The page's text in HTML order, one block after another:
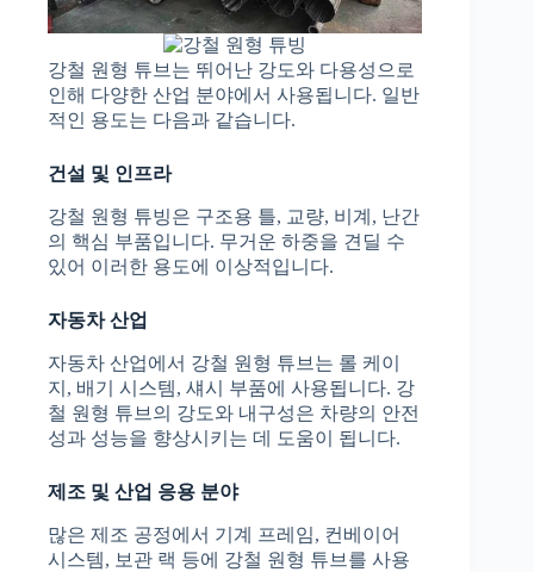
강철 원형 튜브는 뛰어난 강도와 다용성으로
인해 다양한 산업 분야에서 사용됩니다. 일반
적인 용도는 다음과 같습니다.
건설 및 인프라
강철 원형 튜빙은 구조용 틀, 교량, 비계, 난간
의 핵심 부품입니다. 무거운 하중을 견딜 수
있어 이러한 용도에 이상적입니다.
자동차 산업
자동차 산업에서 강철 원형 튜브는 롤 케이
지, 배기 시스템, 섀시 부품에 사용됩니다. 강
철 원형 튜브의 강도와 내구성은 차량의 안전
성과 성능을 향상시키는 데 도움이 됩니다.
제조 및 산업 응용 분야
많은 제조 공정에서 기계 프레임, 컨베이어
시스템, 보관 랙 등에 강철 원형 튜브를 사용